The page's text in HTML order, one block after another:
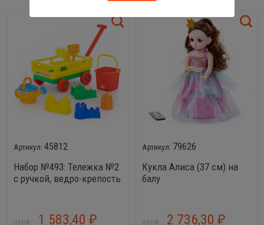
45812
Набор №493: Тележка №2
с ручкой, ведро-крепость
формочки Замок (мост,
ЦЕНА: 1 583,40 ₽
79626
Кукла Алиса (37 см) на
балу
ЦЕНА: 2 736,30 ₽